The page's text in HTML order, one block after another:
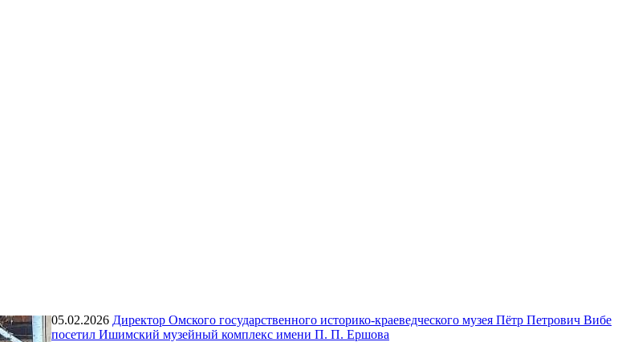
05.02.2026 Директор Омского государственного историко-краеведческого музея Пётр Петрович Вибе
посетил Ишимский музейный комплекс имени П. П. Ершова